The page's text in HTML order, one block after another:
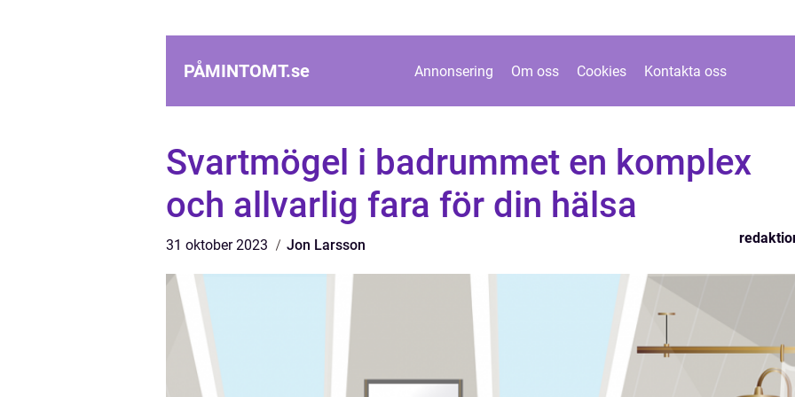
PÅMINTOMT.se Annonsering Om oss Cookies Kontakta oss
Svartmögel i badrummet en komplex
och allvarlig fara för din hälsa
31 oktober 2023 Jon Larsson